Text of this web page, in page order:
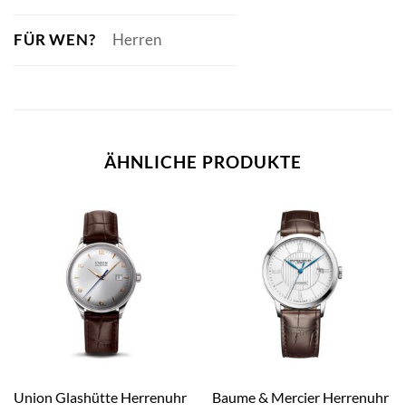
FÜR WEN? Herren
ÄHNLICHE PRODUKTE
Union Glashütte Herrenuhr
Baume & Mercier Herrenuhr